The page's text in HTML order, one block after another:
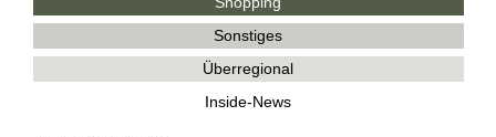
Sonstiges
Überregional
Inside-News